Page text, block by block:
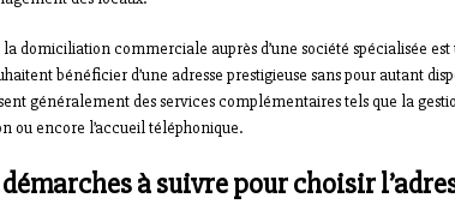
domiciliation commerciale auprès d’une société spécialisée
bénéficier d’une adresse prestigieuse sans pour autant
généralement des services complémentaires tels que la
ou encore l’accueil téléphonique.
démarches à suivre pour choisir